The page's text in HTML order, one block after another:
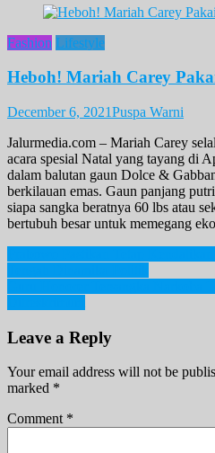
Fashion Lifestyle
Heboh! Mariah Carey
December 6, 2021Puspa Warni
Jalurmedia.com – Mariah Carey
acara spesial Natal yang tayang di
dalam balutan gaun Dolce &
berkilauan emas. Gaun panjang
siapa sangka beratnya 60 lbs atau
bertubuh besar untuk memegang
Post
navigation
Leave a Reply
Your email address will not be
marked *
Comment *